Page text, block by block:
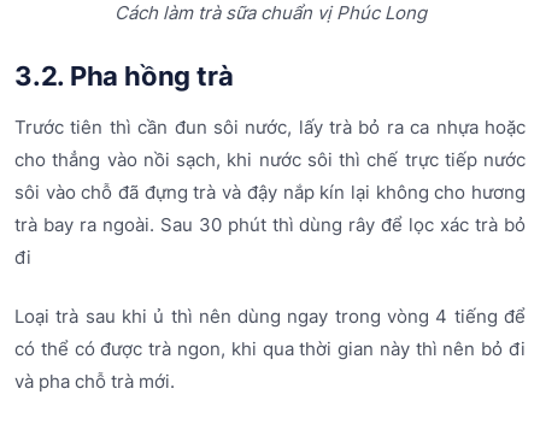
Cách làm trà sữa chuẩn vị Phúc Long
3.2. Pha hồng trà
Trước tiên thì cần đun sôi nước, lấy trà bỏ ra ca nhựa hoặc
cho thẳng vào nồi sạch, khi nước sôi thì chế trực tiếp nước
sôi vào chỗ đã đựng trà và đậy nắp kín lại không cho hương
trà bay ra ngoài. Sau 30 phút thì dùng rây để lọc xác trà bỏ
đi
Loại trà sau khi ủ thì nên dùng ngay trong vòng 4 tiếng để
có thể có được trà ngon, khi qua thời gian này thì nên bỏ đi
và pha chỗ trà mới.